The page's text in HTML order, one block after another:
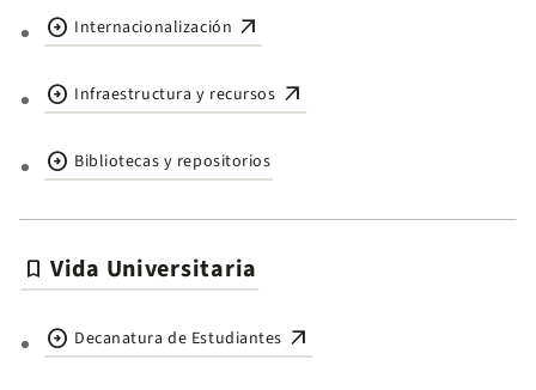
arrow_circle_right Internacionalización arrow_outward
arrow_circle_right Infraestructura y recursos arrow_outward
arrow_circle_right Bibliotecas y repositorios
bookmark Vida Universitaria
arrow_circle_right Decanatura de Estudiantes arrow_outward